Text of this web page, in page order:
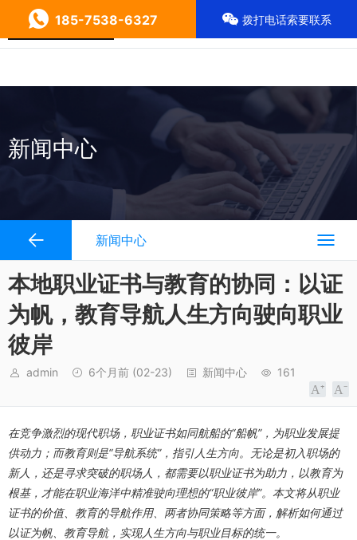
新闻中心
新闻中心
本地职业证书与教育的协同：以证
为帆，教育导航人生方向驶向职业
彼岸
admin 6个月前 (02-23) 新闻中心 161
在竞争激烈的现代职场，职业证书如同航船的“船帆”，为职业发展提
供动力；而教育则是“导航系统”，指引人生方向。无论是初入职场的
新人，还是寻求突破的职场人，都需要以职业证书为助力，以教育为
根基，才能在职业海洋中精准驶向理想的“职业彼岸”。本文将从职业
证书的价值、教育的导航作用、两者协同策略等方面，解析如何通过
以证为帆、教育导航，实现人生方向与职业目标的统一。
185-7538-6327 拨打电话索要联系